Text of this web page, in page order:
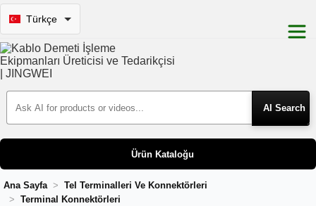
Türkçe
Search Products
Ürün Kataloğu
Ana Sayfa
Tel Terminalleri Ve Konnektörleri
Terminal Konnektörleri